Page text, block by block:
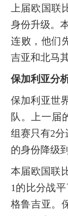
上届欧国联
身份升级。
连败，他们
吉亚和北马
保加利亚分
保加利亚世
队。上一届
组赛只有2
的身份降级
本届欧国联
1的比分战
格鲁吉亚。